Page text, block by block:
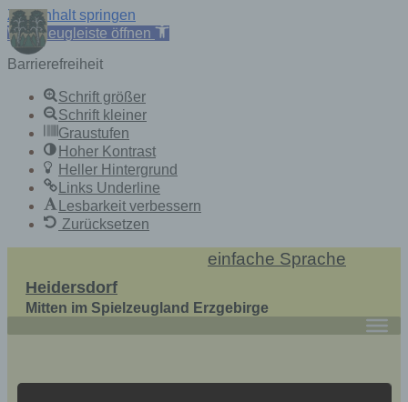
Zum Inhalt springen
Werkzeugleiste öffnen
Barrierefreiheit
Schrift größer
Schrift kleiner
Graustufen
Hoher Kontrast
Heller Hintergrund
Links Underline
Lesbarkeit verbessern
Zurücksetzen
content
einfache Sprache
Heidersdorf
Mitten im Spielzeugland Erzgebirge